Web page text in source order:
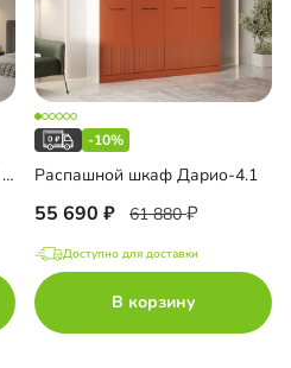
Распашной шкаф Капса-4.5 с антресолью
-10%
Распашной шкаф Дарио-4.1
55 690 61 880
Доступно для доставки
В корзину